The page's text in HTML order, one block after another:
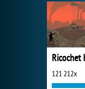
Ricochet
121 212x